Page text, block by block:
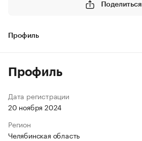
Поделиться
Профиль
Профиль
Дата регистрации
20 ноября 2024
Регион
Челябинская область